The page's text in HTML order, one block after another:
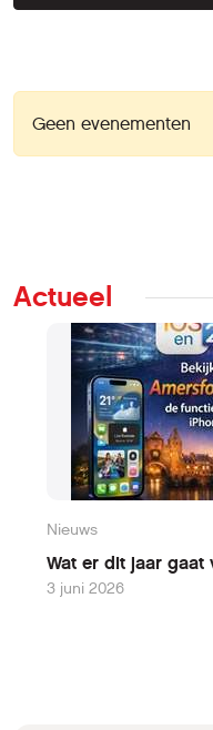
Geen evenementen
Actueel
Nieuws
Wat er dit jaar gaat
3 juni 2026